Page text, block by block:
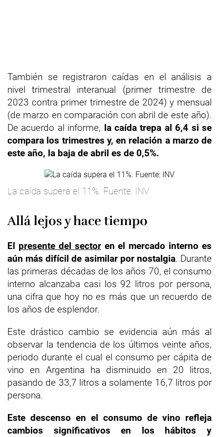
También se registraron caídas en el análisis a
nivel trimestral interanual (primer trimestre de
2023 contra primer trimestre de 2024) y mensual
(de marzo en comparación con abril de este año).
De acuerdo al informe, la caída trepa al 6,4 si se
compara los trimestres y, en relación a marzo de
este año, la baja de abril es de 0,5%.
La caída supera el 11%. Fuente: INV
Allá lejos y hace tiempo
El presente del sectoren el mercado interno es
aún más difícil de asimilar por nostalgia. Durante
las primeras décadas de los años 70, el consumo
interno alcanzaba casi los 92 litros por persona,
una cifra que hoy no es más que un recuerdo de
los años de esplendor.
Este drástico cambio se evidencia aún más al
observar la tendencia de los últimos veinte años,
periodo durante el cual el consumo per cápita de
vino en Argentina ha disminuido en 20 litros,
pasando de 33,7 litros a solamente 16,7 litros por
persona.
Este descenso en el consumo de vino refleja
cambios significativos en los hábitos y